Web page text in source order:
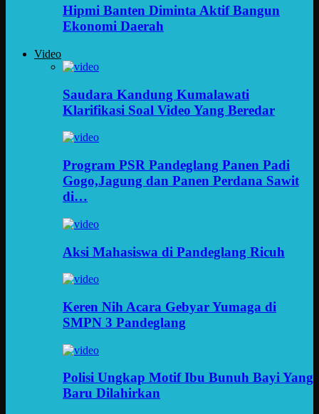
Hipmi Banten Diminta Aktif Bangun
Ekonomi Daerah
Video
Saudara Kandung Kumalawati
Klarifikasi Soal Video Yang Beredar
Program PSR Pandeglang Panen Padi
Gogo,Jagung dan Panen Perdana Sawit
di…
Aksi Mahasiswa di Pandeglang Ricuh
Keren Nih Acara Gebyar Yumaga di
SMPN 3 Pandeglang
Polisi Ungkap Motif Ibu Bunuh Bayi Yang
Baru Dilahirkan